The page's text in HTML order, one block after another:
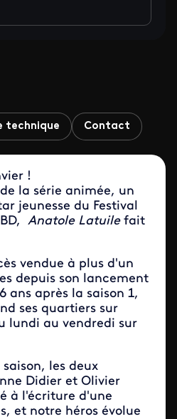
enfin de retour' sur Facebook
Il est enfin de retour' sur X
– Il est enfin de retour' sur LinkedIn
technique Contact
!
la série animée, un
jeunesse du Festival
Anatole Latuilefait
vendue à plus d'un
depuis son lancement
ans après la saison 1,
ses quartiers sur
lundi au vendredi sur
les deux
Didier et Olivier
à l'écriture d'une
et notre héros évolue